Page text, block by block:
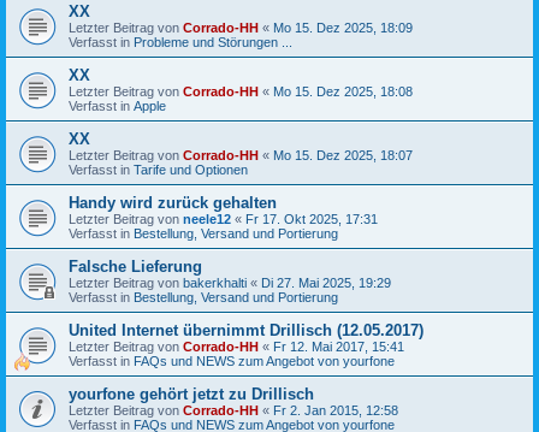
XX
Letzter Beitrag von Corrado-HH « Mo 15. Dez 2025, 18:09
Verfasst in Probleme und Störungen ...
XX
Letzter Beitrag von Corrado-HH « Mo 15. Dez 2025, 18:08
Verfasst in Apple
XX
Letzter Beitrag von Corrado-HH « Mo 15. Dez 2025, 18:07
Verfasst in Tarife und Optionen
Handy wird zurück gehalten
Letzter Beitrag von neele12 « Fr 17. Okt 2025, 17:31
Verfasst in Bestellung, Versand und Portierung
Falsche Lieferung
Letzter Beitrag von bakerkhalti « Di 27. Mai 2025, 19:29
Verfasst in Bestellung, Versand und Portierung
United Internet übernimmt Drillisch (12.05.2017)
Letzter Beitrag von Corrado-HH « Fr 12. Mai 2017, 15:41
Verfasst in FAQs und NEWS zum Angebot von yourfone
yourfone gehört jetzt zu Drillisch
Letzter Beitrag von Corrado-HH « Fr 2. Jan 2015, 12:58
Verfasst in FAQs und NEWS zum Angebot von yourfone